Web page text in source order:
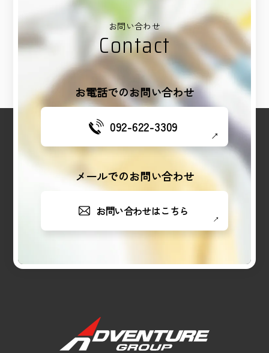
お問い合わせ
Contact
お電話でのお問い合わせ
092-622-3309
メールでのお問い合わせ
お問い合わせはこちら